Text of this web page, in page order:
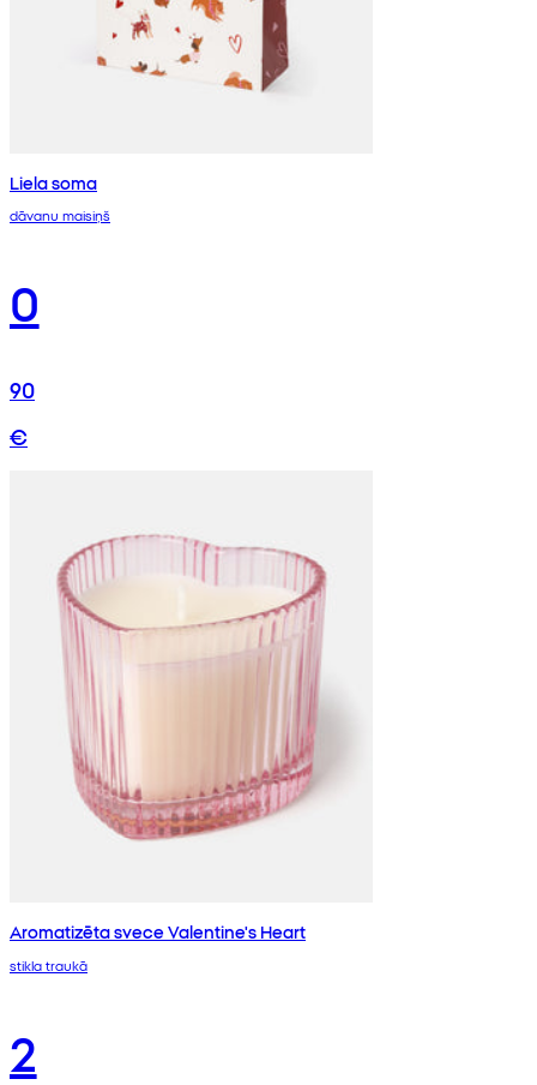
Liela soma
dāvanu maisiņš
0
90
€
Aromatizēta svece Valentine's Heart
stikla traukā
2